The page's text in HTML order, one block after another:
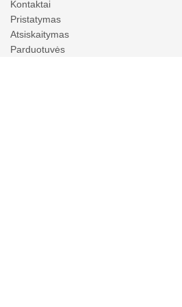
Kontaktai
Pristatymas
Atsiskaitymas
Parduotuvės